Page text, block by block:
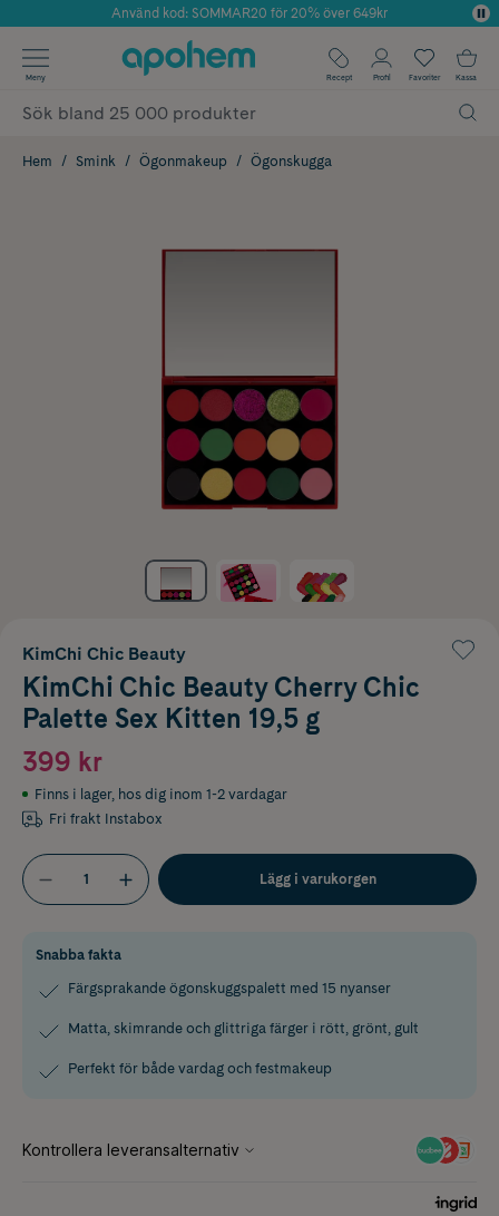
Årets Butik 2025 inom Skönhet
Använd kod: SOMMAR20 för 20% över 649kr
✓ Fri frakt
✓ Poäng på alla köp*
Meny Recept Profil Favoriter Kassa
Hem Smink Ögonmakeup Ögonskugga
KimChi Chic Beauty
KimChi Chic Beauty Cherry Chic
Palette Sex Kitten 19,5 g
399 kr
Finns i lager, hos dig inom 1-2 vardagar
Fri frakt Instabox
Lägg i varukorgen
Snabba fakta
Färgsprakande ögonskuggspalett med 15 nyanser
Matta, skimrande och glittriga färger i rött, grönt, gult
Perfekt för både vardag och festmakeup